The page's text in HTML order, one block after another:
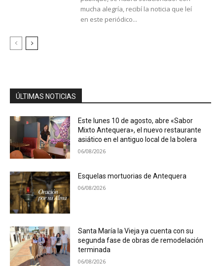
mucha alegría, recibí la noticia que leí
en este periódico...
ÚLTIMAS NOTICIAS
Este lunes 10 de agosto, abre «Sabor
Mixto Antequera», el nuevo restaurante
asiático en el antiguo local de la bolera
06/08/2026
Esquelas mortuorias de Antequera
06/08/2026
Santa María la Vieja ya cuenta con su
segunda fase de obras de remodelación
terminada
06/08/2026